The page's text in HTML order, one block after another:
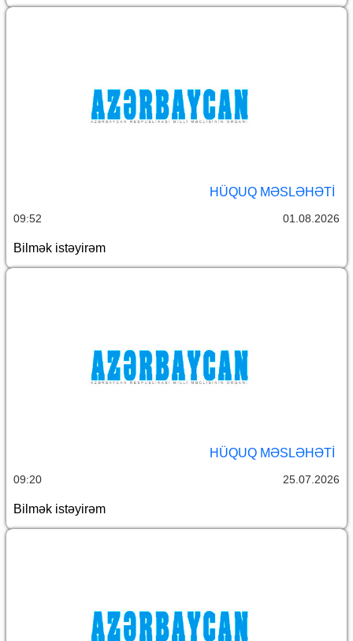
HÜQUQ MƏSLƏHƏTI
09:52 01.08.2026
Bilmək istəyirəm
HÜQUQ MƏSLƏHƏTI
09:20 25.07.2026
Bilmək istəyirəm